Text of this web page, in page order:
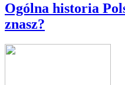
Ogólna historia
znasz?